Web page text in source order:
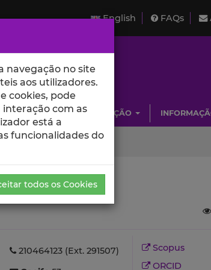
English FAQs
INVESTIGAÇÃO
210464123 (Ext. 291507)
Scopus
ORCID
navegação no site
aos utilizadores.
cookies, pode
com as
está a
funcionalidades do
todos os Cookies